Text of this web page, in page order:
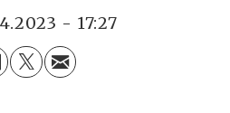
- 17:27